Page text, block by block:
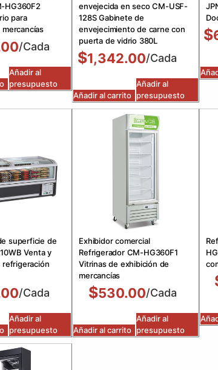
HG360F2
para
/Cada
Añadir al
presupuesto
envejecida en seco CM-USF-
128S Gabinete de
envejecimiento de carne con
puerta de vidrio 380L
$1,342.00/Cada
Añadir al carrito
Añadir al
presupuesto
$
superficie de
Venta y
refrigeración
/Cada
Añadir al
presupuesto
Exhibidor comercial
Refrigerador CM-HG360F1
Vitrinas de exhibición de
mercancías
$530.00/Cada
Añadir al carrito
Añadir al
presupuesto